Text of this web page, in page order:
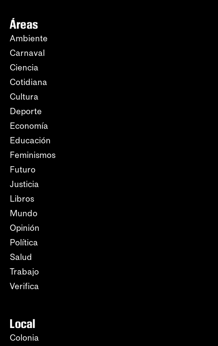
Áreas
Ambiente
Carnaval
Ciencia
Cotidiana
Cultura
Deporte
Economía
Educación
Feminismos
Futuro
Justicia
Libros
Mundo
Opinión
Política
Salud
Trabajo
Verifica
Local
Colonia